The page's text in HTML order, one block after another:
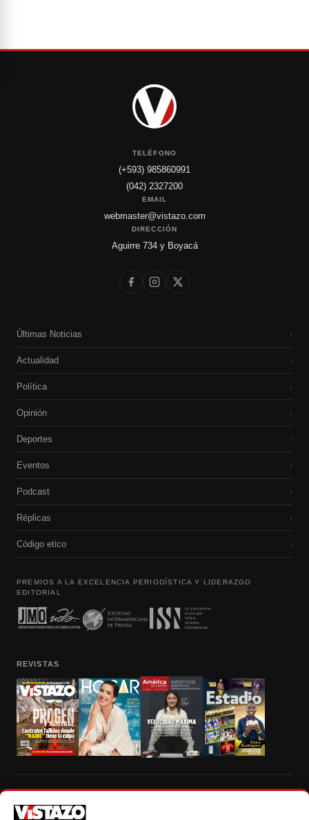
TELÉFONO
(+593) 985860991
(042) 2327200
EMAIL
webmaster@vistazo.com
DIRECCIÓN
Aguirre 734 y Boyacá
Últimas Noticias ›
Actualidad ›
Política ›
Opinión ›
Deportes ›
Eventos ›
Podcast ›
Réplicas ›
Código etico ›
PREMIOS A LA EXCELENCIA PERIODÍSTICA Y LIDERAZGO
EDITORIAL
REVISTAS
autorización escrita de su titular, de todos los contenidos de Vistazo.com.